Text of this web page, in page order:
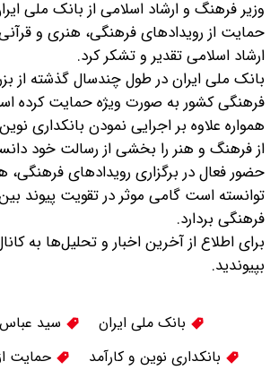
وزیر فرهنگ و ارشاد اسلامی از بانک ملی
حمایت‌ از رویدادهای فرهنگی، هنری و
ارشاد اسلامی تقدیر و تشکر کرد.
بانک ملی ایران در طول چندسال گذشته از
فرهنگی کشور به صورت ویژه حمایت کرده
همواره علاوه بر اجرایی نمودن بانکداری
از فرهنگ و هنر را بخشی از رسالت خود
حضور فعال در برگزاری رویدادهای فرهنگی،
توانسته است گامی موثر در تقویت پیوند
فرهنگی بردارد.
برای اطلاع از آخرین اخبار و تحلیل‌ها به
بپیوندید.
بانک ملی ایران
سید
بانکداری نوین و کارآمد
حمایت